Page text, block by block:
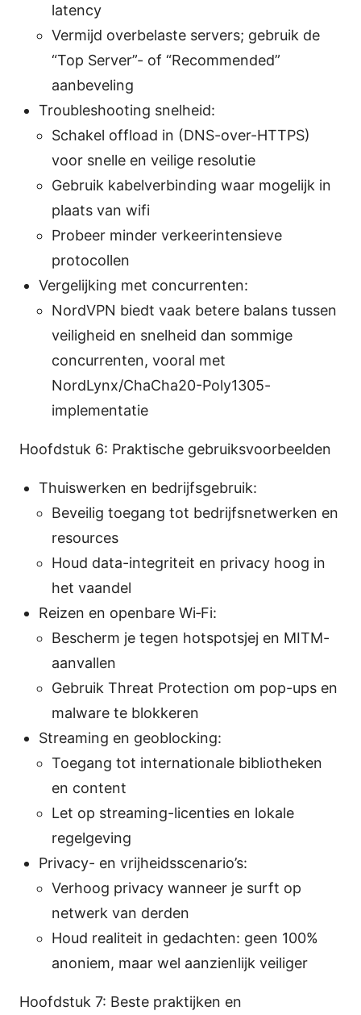
latency
Vermijd overbelaste servers; gebruik de
“Top Server”- of “Recommended”
aanbeveling
Troubleshooting snelheid:
Schakel offload in (DNS-over-HTTPS)
voor snelle en veilige resolutie
Gebruik kabelverbinding waar mogelijk in
plaats van wifi
Probeer minder verkeerintensieve
protocollen
Vergelijking met concurrenten:
NordVPN biedt vaak betere balans tussen
veiligheid en snelheid dan sommige
concurrenten, vooral met
NordLynx/ChaCha20-Poly1305-
implementatie
Hoofdstuk 6: Praktische gebruiksvoorbeelden
Thuiswerken en bedrijfsgebruik:
Beveilig toegang tot bedrijfsnetwerken en
resources
Houd data-integriteit en privacy hoog in
het vaandel
Reizen en openbare Wi‑Fi:
Bescherm je tegen hotspotsjej en MITM-
aanvallen
Gebruik Threat Protection om pop-ups en
malware te blokkeren
Streaming en geoblocking:
Toegang tot internationale bibliotheken
en content
Let op streaming-licenties en lokale
regelgeving
Privacy- en vrijheidsscenario’s:
Verhoog privacy wanneer je surft op
netwerk van derden
Houd realiteit in gedachten: geen 100%
anoniem, maar wel aanzienlijk veiliger
Hoofdstuk 7: Beste praktijken en